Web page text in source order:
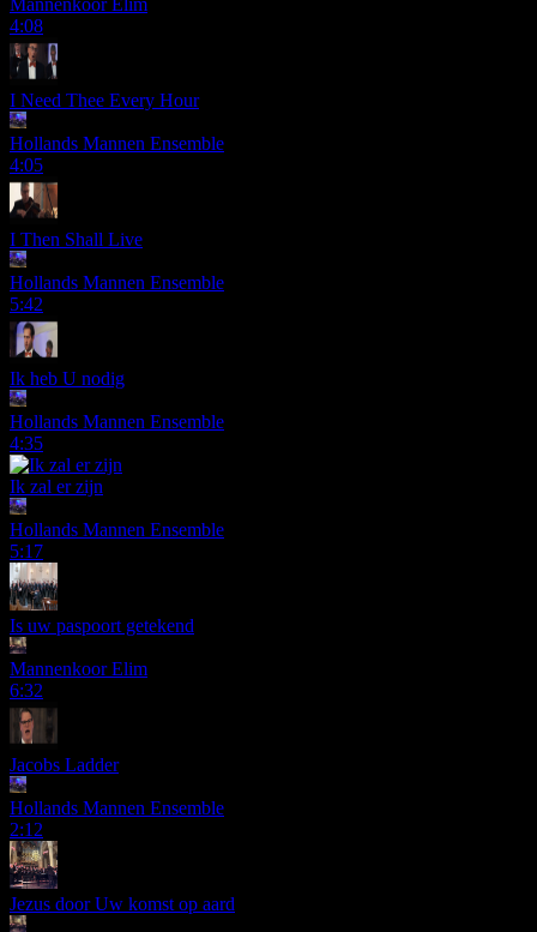
Mannenkoor Elim
4:08
I Need Thee Every Hour
Hollands Mannen Ensemble
4:05
I Then Shall Live
Hollands Mannen Ensemble
5:42
Ik heb U nodig
Hollands Mannen Ensemble
4:35
Ik zal er zijn
Hollands Mannen Ensemble
5:17
Is uw paspoort getekend
Mannenkoor Elim
6:32
Jacobs Ladder
Hollands Mannen Ensemble
2:12
Jezus door Uw komst op aard